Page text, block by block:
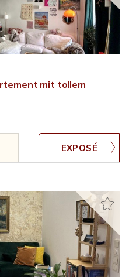
mit tollem